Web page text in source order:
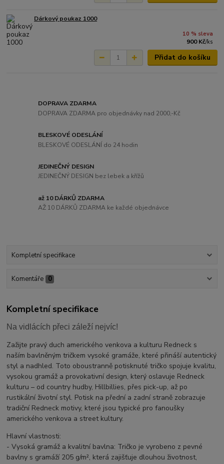
Dárkový poukaz 1000
10 % sleva
900 Kč/ks
Přidat do košíku
DOPRAVA ZDARMA
DOPRAVA ZDARMA pro objednávky nad 2000,-Kč
BLESKOVÉ ODESLÁNÍ
BLESKOVÉ ODESLÁNÍ do 24 hodin
JEDINEČNÝ DESIGN
JEDINEČNÝ DESIGN bez lebek a křížů
až 10 DÁRKŮ ZDARMA
AŽ 10 DÁRKŮ ZDARMA ke každé objednávce
Kompletní specifikace
Komentáře 0
Kompletní specifikace
Na vidlácích přeci záleží nejvíc!
Zažijte pravý duch amerického venkova a kulturu Redneck s
naším bavlněným tričkem vysoké gramáže, které přináší autentický
styl a nadhled. Toto oboustranně potisknuté tričko spojuje kvalitu,
vysokou gramáž a provokativní design, který oslavuje Redneck
kulturu – od country hudby, Hillbillies, přes pick-up, až po
rustikální životní styl. Potisk na přední a zadní straně zobrazuje
tradiční Redneck motivy, které jsou typické pro fanoušky
amerického venkova a street kultury.
Hlavní vlastnosti:
- Vysoká gramáž a kvalitní bavlna: Tričko je vyrobeno z pevné
bavlny s gramáží 205 g/m², která zajišťuje dlouhou životnost,